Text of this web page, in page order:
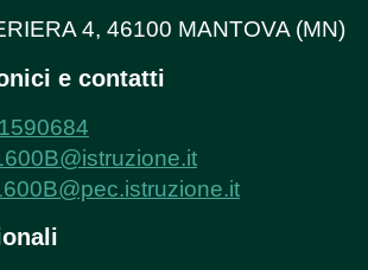
4, 46100 MANTOVA (MN)
e contatti